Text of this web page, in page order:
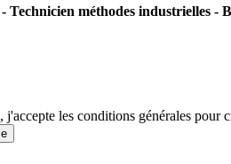
Technicien méthodes industrielles -
j'accepte les conditions générales pour